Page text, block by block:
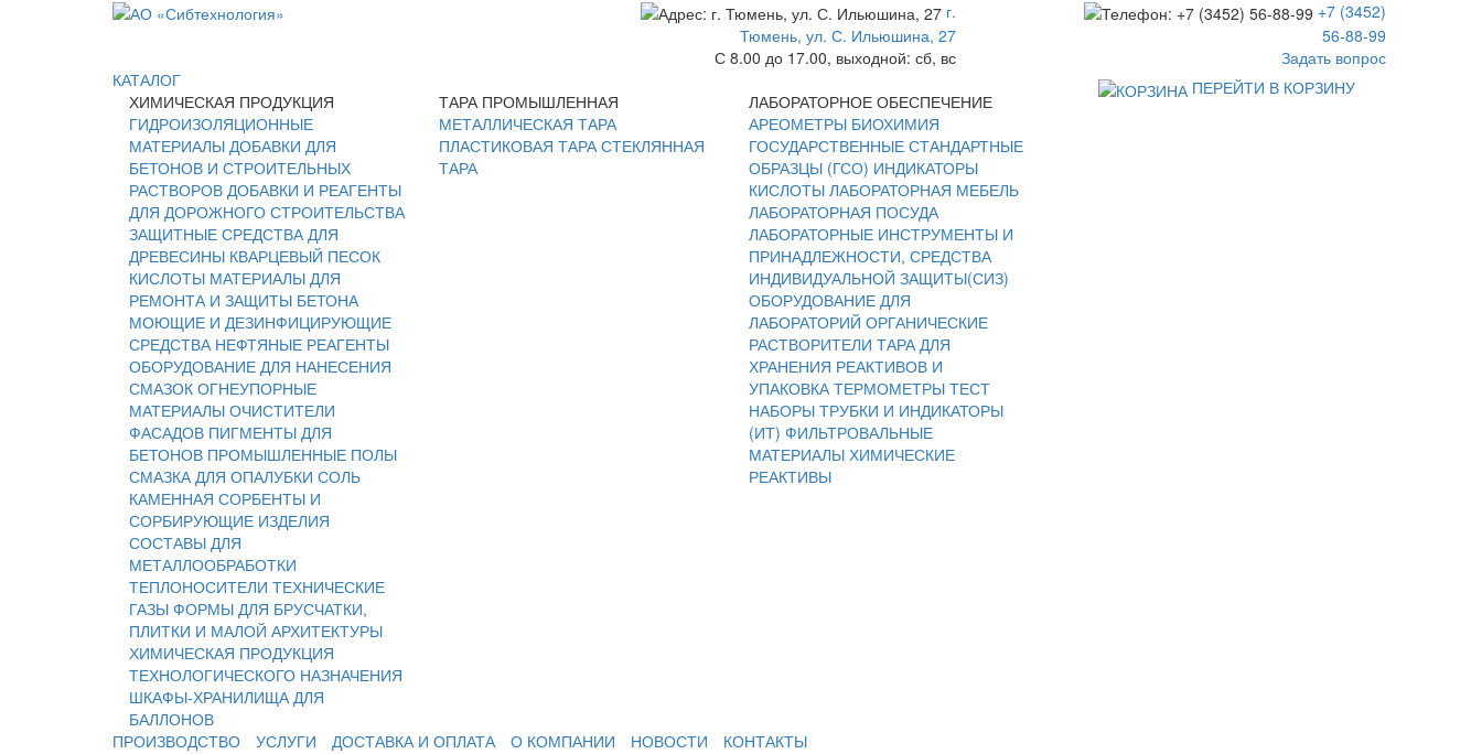
г.
Тюмень, ул. С. Ильюшина, 27
С 8.00 до 17.00, выходной: сб, вс
+7 (3452)
56-88-99
Задать вопрос
КАТАЛОГ
ХИМИЧЕСКАЯ ПРОДУКЦИЯ
ГИДРОИЗОЛЯЦИОННЫЕ
МАТЕРИАЛЫ ДОБАВКИ ДЛЯ
БЕТОНОВ И СТРОИТЕЛЬНЫХ
РАСТВОРОВ ДОБАВКИ И РЕАГЕНТЫ
ДЛЯ ДОРОЖНОГО СТРОИТЕЛЬСТВА
ЗАЩИТНЫЕ СРЕДСТВА ДЛЯ
ДРЕВЕСИНЫ КВАРЦЕВЫЙ ПЕСОК
КИСЛОТЫ МАТЕРИАЛЫ ДЛЯ
РЕМОНТА И ЗАЩИТЫ БЕТОНА
МОЮЩИЕ И ДЕЗИНФИЦИРУЮЩИЕ
СРЕДСТВА НЕФТЯНЫЕ РЕАГЕНТЫ
ОБОРУДОВАНИЕ ДЛЯ НАНЕСЕНИЯ
СМАЗОК ОГНЕУПОРНЫЕ
МАТЕРИАЛЫ ОЧИСТИТЕЛИ
ФАСАДОВ ПИГМЕНТЫ ДЛЯ
БЕТОНОВ ПРОМЫШЛЕННЫЕ ПОЛЫ
СМАЗКА ДЛЯ ОПАЛУБКИ СОЛЬ
КАМЕННАЯ СОРБЕНТЫ И
СОРБИРУЮЩИЕ ИЗДЕЛИЯ
СОСТАВЫ ДЛЯ
МЕТАЛЛООБРАБОТКИ
ТЕПЛОНОСИТЕЛИ ТЕХНИЧЕСКИЕ
ГАЗЫ ФОРМЫ ДЛЯ БРУСЧАТКИ,
ПЛИТКИ И МАЛОЙ АРХИТЕКТУРЫ
ХИМИЧЕСКАЯ ПРОДУКЦИЯ
ТЕХНОЛОГИЧЕСКОГО НАЗНАЧЕНИЯ
ШКАФЫ-ХРАНИЛИЩА ДЛЯ
БАЛЛОНОВ
ТАРА ПРОМЫШЛЕННАЯ
МЕТАЛЛИЧЕСКАЯ ТАРА
ПЛАСТИКОВАЯ ТАРА СТЕКЛЯННАЯ
ТАРА
ЛАБОРАТОРНОЕ ОБЕСПЕЧЕНИЕ
АРЕОМЕТРЫ БИОХИМИЯ
ГОСУДАРСТВЕННЫЕ СТАНДАРТНЫЕ
ОБРАЗЦЫ (ГСО) ИНДИКАТОРЫ
КИСЛОТЫ ЛАБОРАТОРНАЯ МЕБЕЛЬ
ЛАБОРАТОРНАЯ ПОСУДА
ЛАБОРАТОРНЫЕ ИНСТРУМЕНТЫ И
ПРИНАДЛЕЖНОСТИ, СРЕДСТВА
ИНДИВИДУАЛЬНОЙ ЗАЩИТЫ(СИЗ)
ОБОРУДОВАНИЕ ДЛЯ
ЛАБОРАТОРИЙ ОРГАНИЧЕСКИЕ
РАСТВОРИТЕЛИ ТАРА ДЛЯ
ХРАНЕНИЯ РЕАКТИВОВ И
УПАКОВКА ТЕРМОМЕТРЫ ТЕСТ
НАБОРЫ ТРУБКИ И ИНДИКАТОРЫ
(ИТ) ФИЛЬТРОВАЛЬНЫЕ
МАТЕРИАЛЫ ХИМИЧЕСКИЕ
РЕАКТИВЫ
ПРОИЗВОДСТВО УСЛУГИ ДОСТАВКА И ОПЛАТА О КОМПАНИИ НОВОСТИ КОНТАКТЫ
ПЕРЕЙТИ В КОРЗИНУ